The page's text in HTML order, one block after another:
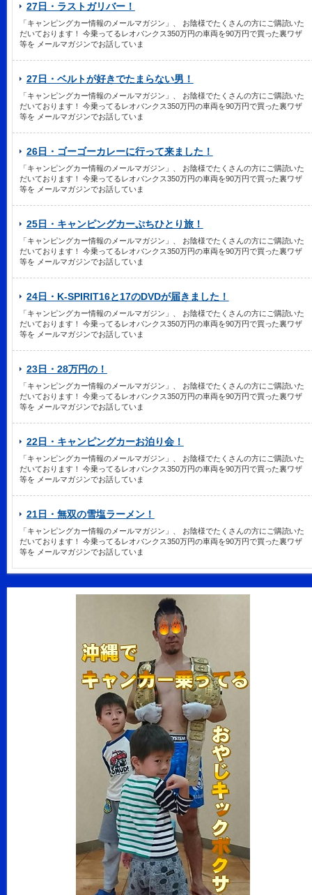
27日・ラストガリバー！
「キャンピングカー情報のメールマガジン」、 お陰様でたくさんの方にご購読いた
だいております！ 今乗ってるレオバンクス350万円の車両を90万円で買った裏ワザ
等を メールマガジンでお話していま
27日・ベルトが好きでたまらない男！
「キャンピングカー情報のメールマガジン」、 お陰様でたくさんの方にご購読いた
だいております！ 今乗ってるレオバンクス350万円の車両を90万円で買った裏ワザ
等を メールマガジンでお話していま
26日・ゴーゴーカレーに行って来ました！
「キャンピングカー情報のメールマガジン」、 お陰様でたくさんの方にご購読いた
だいております！ 今乗ってるレオバンクス350万円の車両を90万円で買った裏ワザ
等を メールマガジンでお話していま
25日・キャンピングカーぷちひとり旅！
「キャンピングカー情報のメールマガジン」、 お陰様でたくさんの方にご購読いた
だいております！ 今乗ってるレオバンクス350万円の車両を90万円で買った裏ワザ
等を メールマガジンでお話していま
24日・K-SPIRIT16と17のDVDが届きました！
「キャンピングカー情報のメールマガジン」、 お陰様でたくさんの方にご購読いた
だいております！ 今乗ってるレオバンクス350万円の車両を90万円で買った裏ワザ
等を メールマガジンでお話していま
23日・28万円の！
「キャンピングカー情報のメールマガジン」、 お陰様でたくさんの方にご購読いた
だいております！ 今乗ってるレオバンクス350万円の車両を90万円で買った裏ワザ
等を メールマガジンでお話していま
22日・キャンピングカーお泊り会！
「キャンピングカー情報のメールマガジン」、 お陰様でたくさんの方にご購読いた
だいております！ 今乗ってるレオバンクス350万円の車両を90万円で買った裏ワザ
等を メールマガジンでお話していま
21日・無双の雪塩ラーメン！
「キャンピングカー情報のメールマガジン」、 お陰様でたくさんの方にご購読いた
だいております！ 今乗ってるレオバンクス350万円の車両を90万円で買った裏ワザ
等を メールマガジンでお話していま